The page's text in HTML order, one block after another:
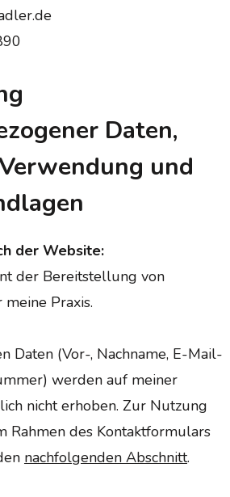
Daten,
und
der Website:
der Bereitstellung von
Praxis.
Daten (Vor-, Nachname, E-Mail-
werden auf meiner
nicht erhoben. Zur Nutzung
Rahmen des Kontaktformulars
nachfolgenden Abschnitt.